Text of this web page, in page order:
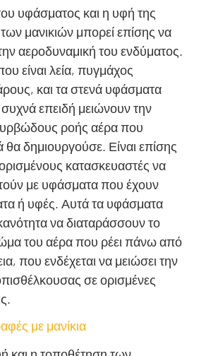
υφάσματος και η υφή της
μανικιών μπορεί επίσης να
αεροδυναμική του ενδύματος.
είναι λεία, πυγμάχος
και τα στενά υφάσματα
επειδή μειώνουν την
ροής αέρα που
θα δημιουργούσε. Είναι επίσης
κατασκευαστές να
με υφάσματα που έχουν
ή υφές. Αυτά τα υφάσματα
να διαταράσσουν το
του αέρα που ρέει πάνω από
που ενδέχεται να μειώσει την
σε ορισμένες
με μανίκια